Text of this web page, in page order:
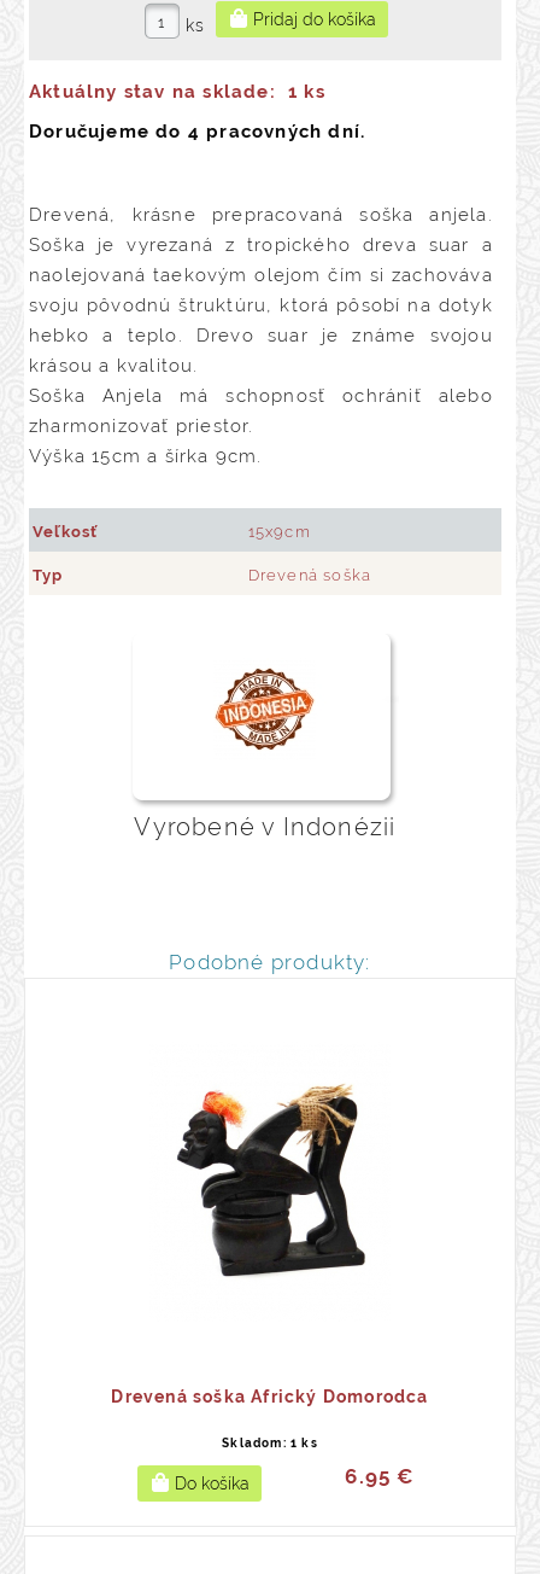
ks
Aktuálny stav na sklade:
1 ks
Doručujeme do 4 pracovných dní.
Drevená, krásne prepracovaná soška anjela.
Soška je vyrezaná z tropického dreva suar a
naolejovaná taekovým olejom čím si zachováva
svoju pôvodnú štruktúru, ktorá pôsobí na dotyk
hebko a teplo. Drevo suar je známe svojou
krásou a kvalitou.
Soška Anjela má schopnosť ochrániť alebo
zharmonizovať priestor.
Výška 15cm a šírka 9cm.
Veľkosť 15x9cm
Typ Drevená soška
Vyrobené v Indonézii
Podobné produkty:
Drevená soška Africký Domorodca
Skladom: 1 ks
6.95 €